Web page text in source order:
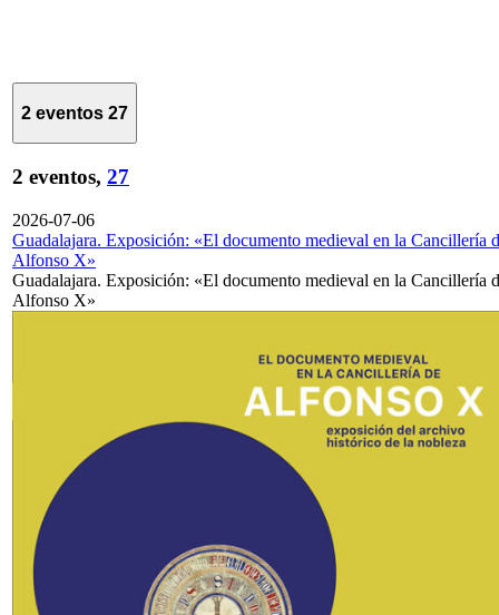
2 eventos 27
2 eventos, 27
2026-07-06
Guadalajara. Exposición: «El documento medieval en la Cancillería
Alfonso X»
Guadalajara. Exposición: «El documento medieval en la Cancillería
Alfonso X»